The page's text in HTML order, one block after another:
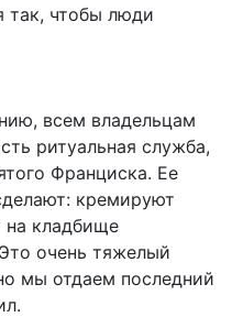
чтобы люди
всем владельцам
ритуальная служба,
Франциска. Ее
кремируют
на кладбище
очень тяжелый
мы отдаем последний